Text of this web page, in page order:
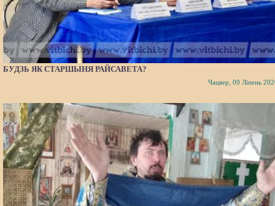
БУДЗЬ ЯК СТАРШЫНЯ РАЙСАВЕТА?
Чацвер, 09 Ліпень